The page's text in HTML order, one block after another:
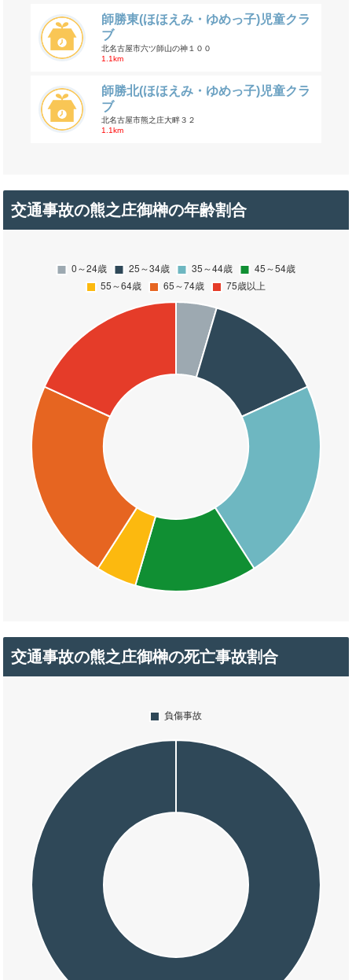
師勝東(ほほえみ・ゆめっ子)児童クラ
ブ
北名古屋市六ツ師山の神１００
1.1km
師勝北(ほほえみ・ゆめっ子)児童クラ
ブ
北名古屋市熊之庄大畔３２
1.1km
交通事故の熊之庄御榊の年齢割合
交通事故の熊之庄御榊の死亡事故割合